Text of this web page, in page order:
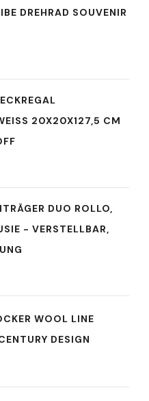
DREHRAD SOUVENIR
20X20X127,5 CM H
DUO ROLLO,
- VERSTELLBAR,
WOOL LINE
DESIGN